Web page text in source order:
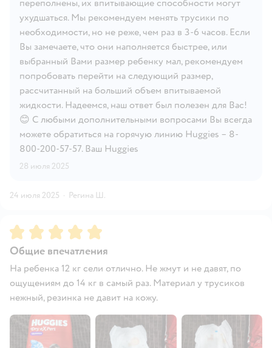
переполнены, их впитывающие способности могут
ухудшаться. Мы рекомендуем менять трусики по
необходимости, но не реже, чем раз в 3-6 часов. Если
Вы замечаете, что они наполняется быстрее, или
выбранный Вами размер ребенку мал, рекомендуем
попробовать перейти на следующий размер,
рассчитанный на больший объем впитываемой
жидкости. Надеемся, наш ответ был полезен для Вас!
😊 С любыми дополнительными вопросами Вы всегда
можете обратиться на горячую линию Huggies – 8-
800-200-57-57. Ваш Huggies
28 июля 2025
24 июля 2025 · Регина Ш.
Рейтинг:5
Общие впечатления
На ребенка 12 кг сели отлично. Не жмут и не давят, по
ощущениям до 14 кг в самый раз. Материал у трусиков
нежный, резинка не давит на кожу.